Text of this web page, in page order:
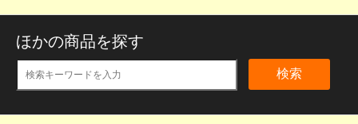
ほかの商品を探す
検索